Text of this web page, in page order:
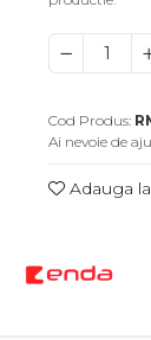
Cod Produs:
Ai nevoie de
Adauga